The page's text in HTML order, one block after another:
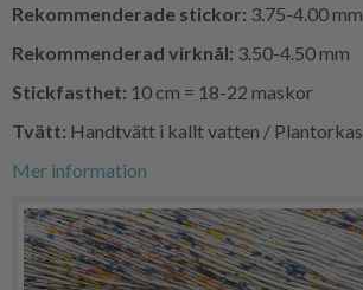
Rekommenderade stickor: 3.75-4.00 mm
Rekommenderad virknål: 3.50-4.50 mm
Stickfasthet: 10 cm = 18-22 maskor
Tvätt: Handtvätt i kallt vatten / Plantorkas
Mer information